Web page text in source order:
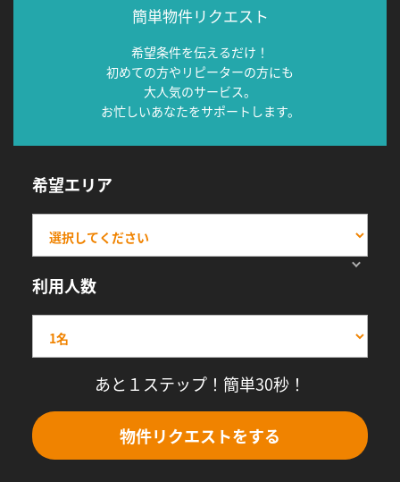
簡単物件リクエスト
希望条件を伝えるだけ！
初めての方やリピーターの方にも
大人気のサービス。
お忙しいあなたをサポートします。
希望エリア
利用人数
あと１ステップ！簡単30秒！
物件リクエストをする